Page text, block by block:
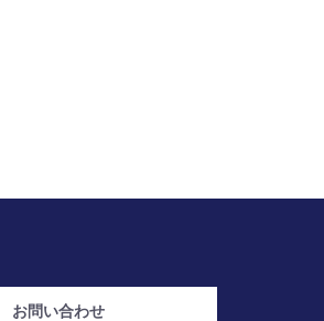
お問い合わせ